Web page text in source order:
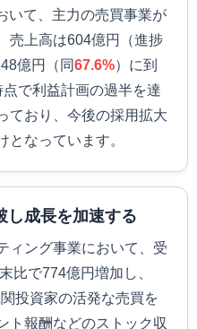
いて、主力の売買事業が
売上高は604億円（進捗
億円（同67.6%）に到
で利益計画の過半を達
ており、今後の採用拡大
となっています。
し成長を加速する
ィング事業において、受
比で774億円増加し、
投資家の活発な売買を
ト報酬などのストック収